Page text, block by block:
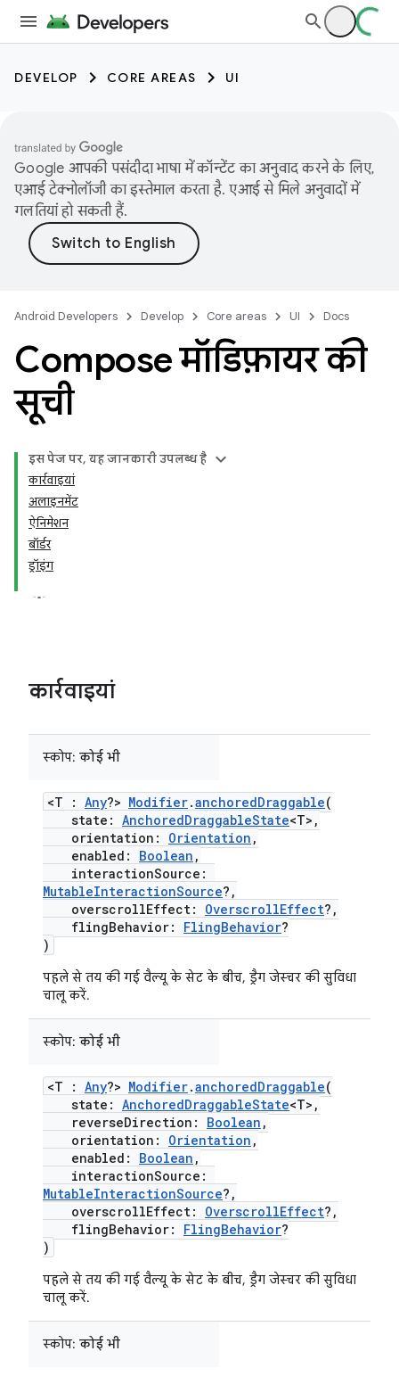
DEVELOP CORE AREAS UI
Google आपकी पसंदीदा भाषा में कॉन्टेंट का अनुवाद करने के लिए,
एआई टेक्नोलॉजी का इस्तेमाल करता है. एआई से मिले अनुवादों में
गलतियां हो सकती हैं.
Android Developers Develop Core areas UI Docs
Compose मॉडिफ़ायर की
सूची
इस पेज पर, यह जानकारी उपलब्ध है
कार्रवाइयां
अलाइनमेंट
ऐनिमेशन
बॉर्डर
ड्रॉइंग
कार्रवाइयां
स्कोप: कोई भी
<T : Any?> Modifier.anchoredDraggable(
state: AnchoredDraggableState<T>,
orientation: Orientation ,
enabled: Boolean ,
interactionSource:
MutableInteractionSource?,
overscrollEffect: OverscrollEffect?,
flingBehavior: FlingBehavior?
)
पहले से तय की गई वैल्यू के सेट के बीच, ड्रैग जेस्चर की सुविधा
चालू करें.
स्कोप: कोई भी
<T : Any?> Modifier.anchoredDraggable(
state: AnchoredDraggableState<T>,
reverseDirection: Boolean ,
orientation: Orientation ,
enabled: Boolean ,
interactionSource:
MutableInteractionSource?,
overscrollEffect: OverscrollEffect?,
flingBehavior: FlingBehavior?
)
पहले से तय की गई वैल्यू के सेट के बीच, ड्रैग जेस्चर की सुविधा
चालू करें.
स्कोप: कोई भी